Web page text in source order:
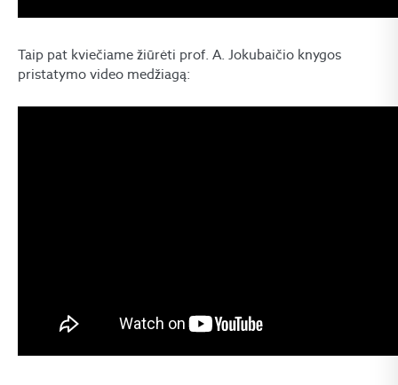
Taip pat kviečiame žiūrėti prof. A. Jokubaičio knygos
pristatymo video medžiagą: